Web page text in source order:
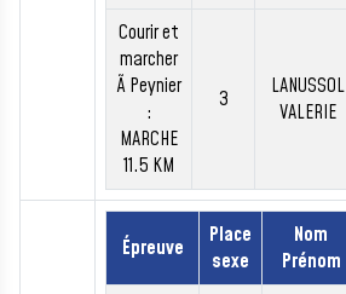
Courir et
marcher
Ã Peynier
:
MARCHE
11.5 KM
3
LANUSSOL
VALERIE
Épreuve
Place
sexe
Nom
Prénom